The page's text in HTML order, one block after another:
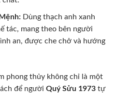
Dùng thạch anh xanh
tác, mang theo bên người
an, được che chở và hướng
phong thủy không chỉ là một
để người Quý Sửu 1973 tự